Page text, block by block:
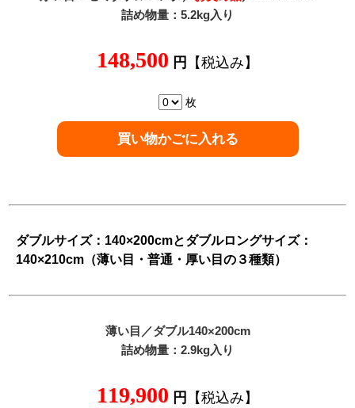
詰め物量：5.2kg入り
148,500 円 【税込み】
枚
ダブルサイズ：140×200cmとダブルロングサイズ：
140×210cm（薄い目・普通・厚い目の３種類）
薄い目 ／ダブル140×200cm
詰め物量：2.9kg入り
119,900 円 【税込み】